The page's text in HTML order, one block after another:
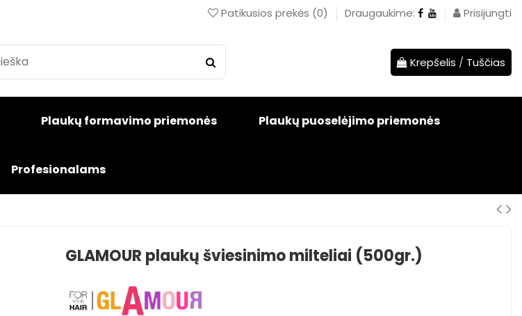
Patikusios prekės (0) Draugaukime: Prisijungti
Krepšelis / Tuščias
Plaukų formavimo priemonės Plaukų puoselėjimo priemonės
Profesionalams
GLAMOUR plaukų šviesinimo milteliai (500gr.)